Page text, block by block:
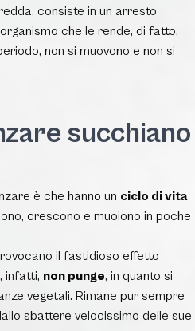
consiste in un arresto
che le rende, di fatto,
non si muovono e non si
succhiano
è che hanno un ciclo di vita
crescono e muoiono in poche
il fastidioso effetto
, infatti, non punge, in quanto si
vegetali. Rimane pur sempre
sbattere velocissimo delle sue